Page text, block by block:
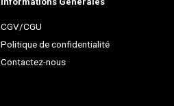
CGV/CGU
Politique de confidentialité
Contactez-nous